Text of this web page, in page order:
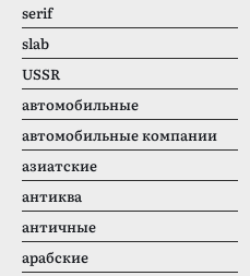
serif
slab
USSR
автомобильные
автомобильные компании
азиатские
антиква
античные
арабские